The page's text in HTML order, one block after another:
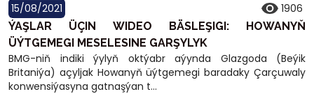
15/08/2021 1906
ÝAŞLAR ÜÇIN WIDEO BÄSLEŞIGI: HOWANYŇ
ÜÝTGEMEGI MESELESINE GARŞYLYK
BMG-niň indiki ýylyň oktýabr aýynda Glazgoda (Beýik
Britaniýa) açyljak Howanyň üýtgemegi baradaky Çarçuwaly
konwensiýasyna gatnaşýan t...